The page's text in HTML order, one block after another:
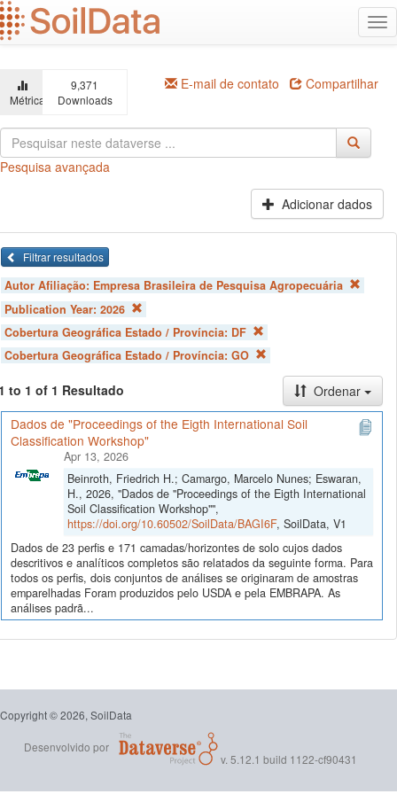
Ir
para
o
principal
Métricas
9,371
Downloads
E-mail de contato Compartilhar
Pesquisa avançada
Adicionar dados
Filtrar resultados
Autor Afiliação: Empresa Brasileira de Pesquisa Agropecuária
Publication Year: 2026
Cobertura Geográfica Estado / Província: DF
Cobertura Geográfica Estado / Província: GO
to 1 of 1 Resultado
Ordenar
Dados de "Proceedings of the Eigth International Soil
Classification Workshop"
Apr 13, 2026
Beinroth, Friedrich H.; Camargo, Marcelo Nunes; Eswaran,
H., 2026, "Dados de "Proceedings of the Eigth International
Soil Classification Workshop"",
https://doi.org/10.60502/SoilData/BAGI6F, SoilData, V1
Dados de 23 perfis e 171 camadas/horizontes de solo cujos dados
descritivos e analíticos completos são relatados da seguinte forma. Para
todos os perfis, dois conjuntos de análises se originaram de amostras
emparelhadas Foram produzidos pelo USDA e pela EMBRAPA. As
análises padrã...
Copyright © 2026, SoilData
Desenvolvido por
v. 5.12.1 build 1122-cf90431